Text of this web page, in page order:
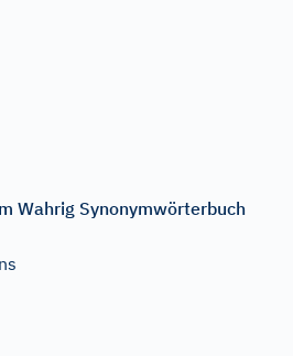
Wahrig Synonymwörterbuch